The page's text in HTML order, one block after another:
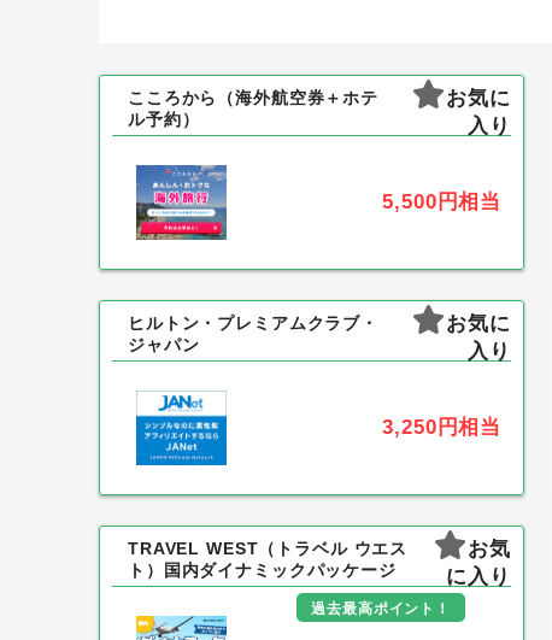
こころから（海外航空券＋ホテ
ル予約）
お気に
入り
5,500円相当
ヒルトン・プレミアムクラブ・
ジャパン
お気に
入り
3,250円相当
TRAVEL WEST（トラベル ウエス
ト）国内ダイナミックパッケージ
お気
に入り
過去最高ポイント！